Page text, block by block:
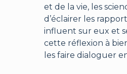
et de la vie, les
d’éclairer les
influent sur eux et
cette réflexion à
les faire dialoguer